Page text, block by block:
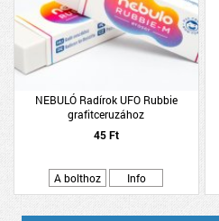
NEBULÓ Radírok UFO Rubbie
grafitceruzához
45 Ft
A bolthoz Info